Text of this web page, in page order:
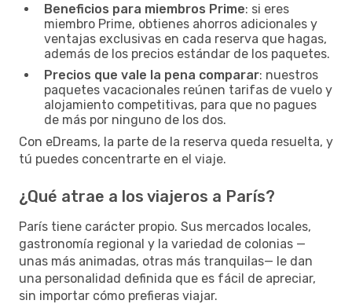
Beneficios para miembros Prime: si eres
miembro Prime, obtienes ahorros adicionales y
ventajas exclusivas en cada reserva que hagas,
además de los precios estándar de los paquetes.
Precios que vale la pena comparar: nuestros
paquetes vacacionales reúnen tarifas de vuelo y
alojamiento competitivas, para que no pagues
de más por ninguno de los dos.
Con eDreams, la parte de la reserva queda resuelta, y
tú puedes concentrarte en el viaje.
¿Qué atrae a los viajeros a París?
París tiene carácter propio. Sus mercados locales,
gastronomía regional y la variedad de colonias —
unas más animadas, otras más tranquilas— le dan
una personalidad definida que es fácil de apreciar,
sin importar cómo prefieras viajar.